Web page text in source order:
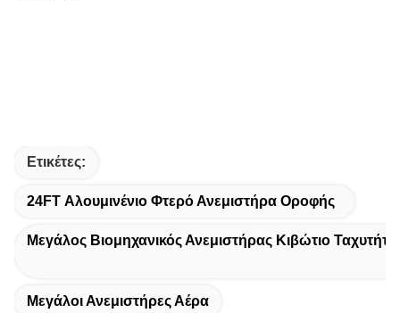
Ετικέτες:
24FT Αλουμινένιο Φτερό Ανεμιστήρα Οροφής
Μεγάλος Βιομηχανικός Ανεμιστήρας Κιβώτιο
Μεγάλοι Ανεμιστήρες Αέρα